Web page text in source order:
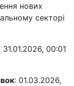
нових
секторі
31.01.2026, 00:01
: 01.03.2026,